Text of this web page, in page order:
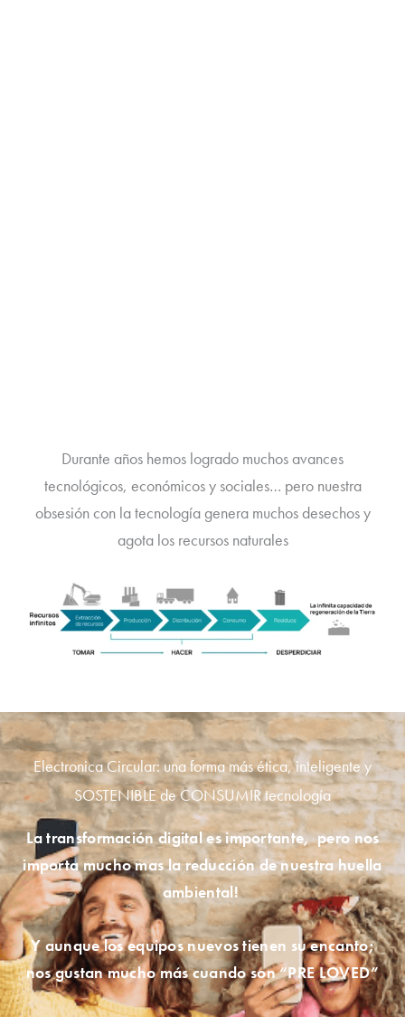
Durante años hemos logrado muchos avances
tecnológicos, económicos y sociales… pero nuestra
obsesión con la tecnología genera muchos desechos y
agota los recursos naturales
Electronica Circular: una forma más ética, inteligente y
SOSTENIBLE de CONSUMIR tecnología
La transformación digital es importante, pero nos
importa mucho mas la reducción de nuestra huella
ambiental!
Y aunque los equipos nuevos tienen su encanto;
nos gustan mucho más cuando son “PRE LOVED”